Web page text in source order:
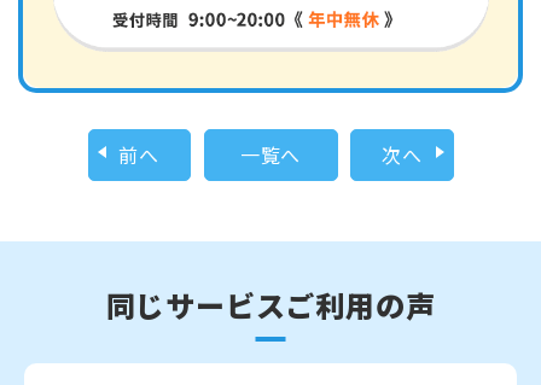
前へ 一覧へ 次へ
同じサービスご利用の声